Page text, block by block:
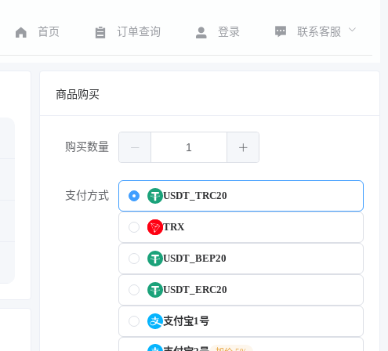
首页 订单查询 登录 联系客服
商品购买
购买数量
支付方式 USDT_TRC20
TRX
USDT_BEP20
USDT_ERC20
支付宝1号